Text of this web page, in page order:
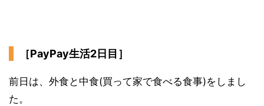
［PayPay生活2日目］
前日は、外食と中食(買って家で食べる食事)をしまし
た。